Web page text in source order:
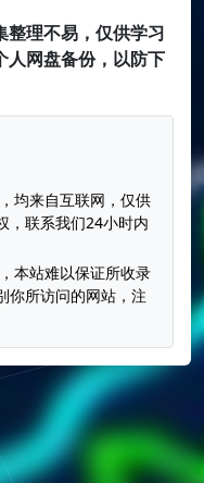
整理不易，仅供学习
人网盘备份，以防下
均来自互联网，仅供
，联系我们24小时内
本站难以保证所收录
你所访问的网站，注